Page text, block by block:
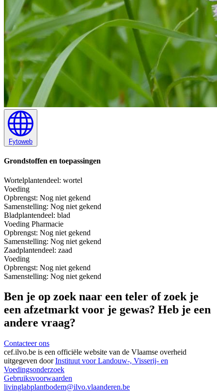
Fytoweb
Grondstoffen en toepassingen
Wortelplantendeel: wortel
Voeding
Opbrengst: Nog niet gekend
Samenstelling: Nog niet gekend
Bladplantendeel: blad
Voeding Pharmacie
Opbrengst: Nog niet gekend
Samenstelling: Nog niet gekend
Zaadplantendeel: zaad
Voeding
Opbrengst: Nog niet gekend
Samenstelling: Nog niet gekend
Ben je op zoek naar een teler of zoek je
een afzetmarkt voor je gewas? Heb je een
andere vraag?
Contacteer ons
cef.ilvo.be is een officiële website van de Vlaamse overheid
uitgegeven doorInstituut voor Landouw-, Visserij- en
Voedingsonderzoek
Gebruiksvoorwaarden
livinglabplantbodem@ilvo.vlaanderen.be